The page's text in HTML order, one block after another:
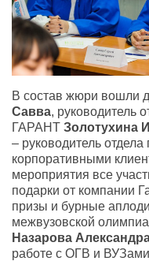
В состав жюри вошли
Савва, руководитель
ГАРАНТ Золотухина
– руководитель
корпоративными
мероприятия все
подарки от компании
призы и бурные
межвузовской
Назарова
работе с ОГВ и